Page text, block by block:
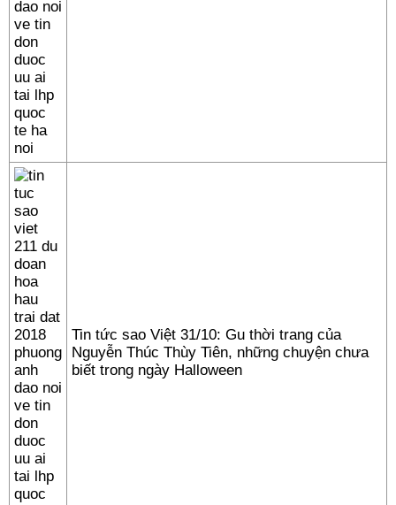
Tin tức sao Việt 31/10: Gu thời trang của
Nguyễn Thúc Thùy Tiên, những chuyện chưa
biết trong ngày Halloween